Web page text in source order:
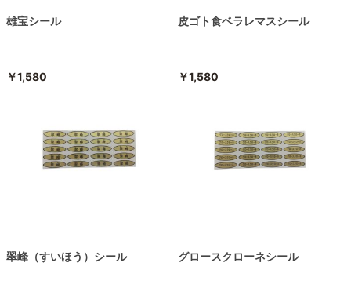
雄宝シール
￥1,580
皮ゴト食ベラレマスシール
￥1,580
翠峰（すいほう）シール グロースクローネシール